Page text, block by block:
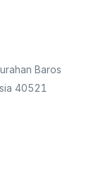
Baros
40521